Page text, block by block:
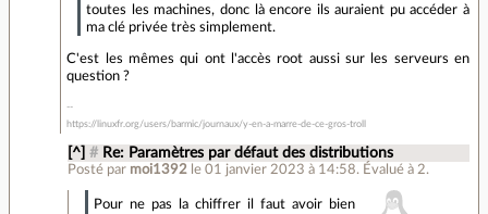
toutes les machines, donc là encore ils auraient pu accéder à
ma clé privée très simplement.
C'est les mêmes qui ont l'accès root aussi sur les serveurs en
question ?
https://linuxfr.org/users/barmic/journaux/y-en-a-marre-de-ce-gros-troll
[^] # Re: Paramètres par défaut des distributions
Posté par moi1392 le 01 janvier 2023 à 14:58. Évalué à 2.
Pour ne pas la chiffrer il faut avoir bien